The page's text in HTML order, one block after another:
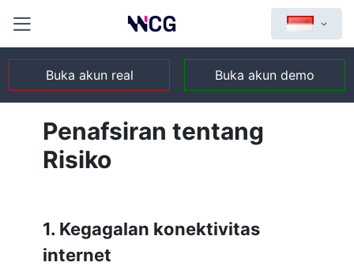
Buka akun real Buka akun demo
Penafsiran tentang
Risiko
1. Kegagalan konektivitas
internet